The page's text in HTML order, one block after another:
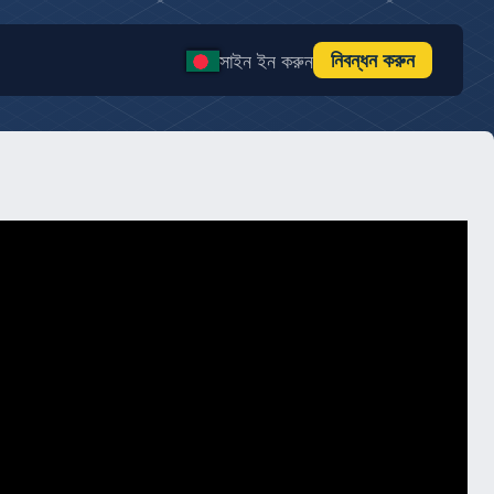
সাইন ইন করুন নিবন্ধন করুন